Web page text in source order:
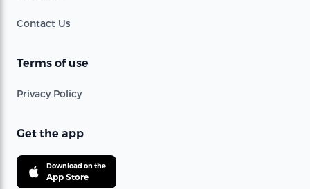
Contact Us
Terms of use
Privacy Policy
Get the app
Download on the
App Store